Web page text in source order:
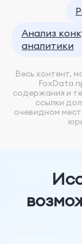
Анализ
аналитики
Весь контент,
FoxData
содержания и
ссылки
очевидном